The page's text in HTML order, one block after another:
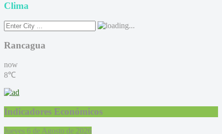
Clima
Rancagua
now
8℃
Indicadores Económicos
Jueves 6 de Agosto de 2026